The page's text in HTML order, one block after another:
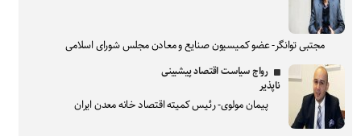
مجتبی توانگر- عضو کمیسیون صنایع و معادن مجلس شورای اسلامی
رواج سیاست اقتصاد پیشبینی
ناپذیر
پیمان مولوی- رئیس کمیته اقتصاد خانه معدن ایران